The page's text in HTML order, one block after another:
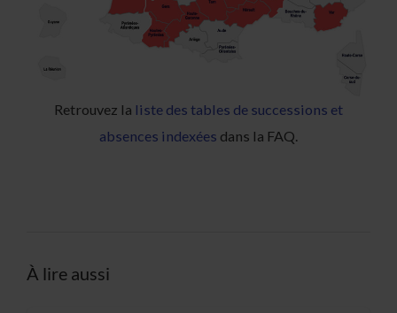
Retrouvez la liste des tables de successions et
absences indexées dans la FAQ.
À lire aussi